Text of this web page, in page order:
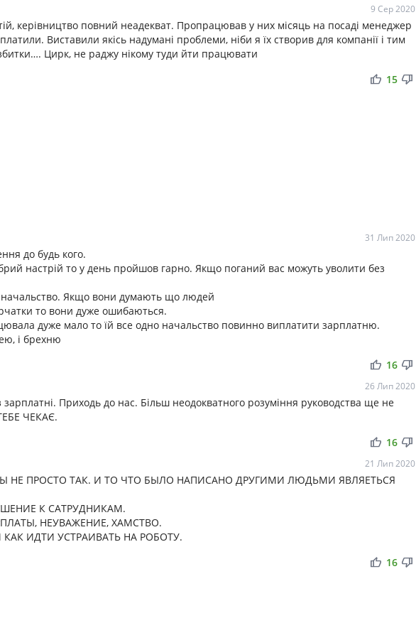
9 Сер 2020
керівництво повний неадекват. Пропрацював у них місяць на посаді менеджер
Виставили якісь надумані проблеми, ніби я їх створив для компанії і тим
Цирк, не раджу нікому туди йти працювати
thumb_up thumb_down
15
31 Лип 2020
до будь кого.
настрій то у день пройшов гарно. Якщо поганий вас можуть уволити без
начальство. Якщо вони думають що людей
то вони дуже ошибаються.
дуже мало то їй все одно начальство повинно виплатити зарплатню.
і брехню
thumb_up thumb_down
16
26 Лип 2020
Приходь до нас. Більш неодокватного розуміння руководства ще не
ЧЕКАЄ.
thumb_up thumb_down
16
21 Лип 2020
ПРОСТО ТАК. И ТО ЧТО БЫЛО НАПИСАНО ДРУГИМИ ЛЮДЬМИ ЯВЛЯЕТЬСЯ
К САТРУДНИКАМ.
НЕУВАЖЕНИЕ, ХАМСТВО.
ИДТИ УСТРАИВАТЬ НА РОБОТУ.
thumb_up thumb_down
16